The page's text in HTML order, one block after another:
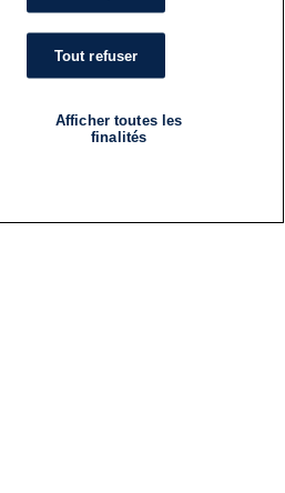
Tout refuser
Afficher toutes les
finalités